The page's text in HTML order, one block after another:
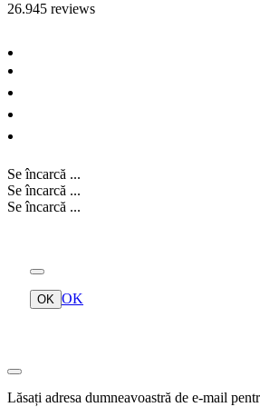
26.945 reviews
Se încarcă ...
Se încarcă ...
Se încarcă ...
OK OK
Lăsați adresa dumneavoastră de e-mail